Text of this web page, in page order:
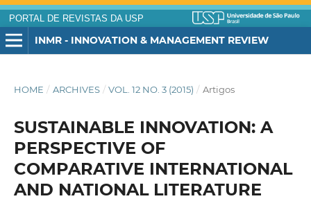
PORTAL DE REVISTAS DA USP
INMR - INNOVATION & MANAGEMENT REVIEW
HOME / ARCHIVES / VOL. 12 NO. 3 (2015) / Artigos
SUSTAINABLE INNOVATION: A
PERSPECTIVE OF
COMPARATIVE INTERNATIONAL
AND NATIONAL LITERATURE